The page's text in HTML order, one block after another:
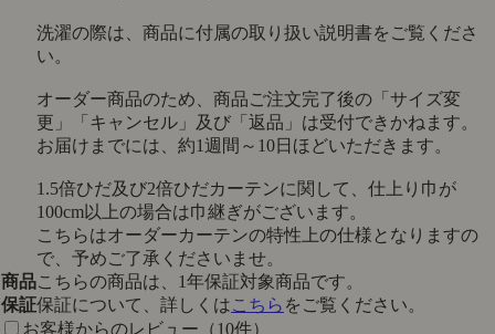
洗濯の際は、商品に付属の取り扱い説明書をご覧くださ
い。
オーダー商品のため、商品ご注文完了後の「サイズ変
更」「キャンセル」及び「返品」は受付できかねます。
お届けまでには、約1週間～10日ほどいただきます。
1.5倍ひだ及び2倍ひだカーテンに関して、仕上り巾が
100cm以上の場合は巾継ぎがございます。
こちらはオーダーカーテンの特性上の仕様となりますの
で、予めご了承くださいませ。
商品
保証
こちらの商品は、1年保証対象商品です。
保証について、詳しくはこちら をご覧ください。
お客様からのレビュー（10件）